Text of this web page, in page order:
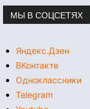
МЫ В СОЦСЕТЯХ
Яндекс.Дзен
ВКонтакте
Одноклассники
Telegram